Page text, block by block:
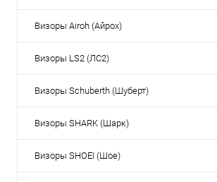
Визоры Airoh (Айрох)
Визоры LS2 (ЛС2)
Визоры Schuberth (Шуберт)
Визоры SHARK (Шарк)
Визоры SHOEI (Шое)